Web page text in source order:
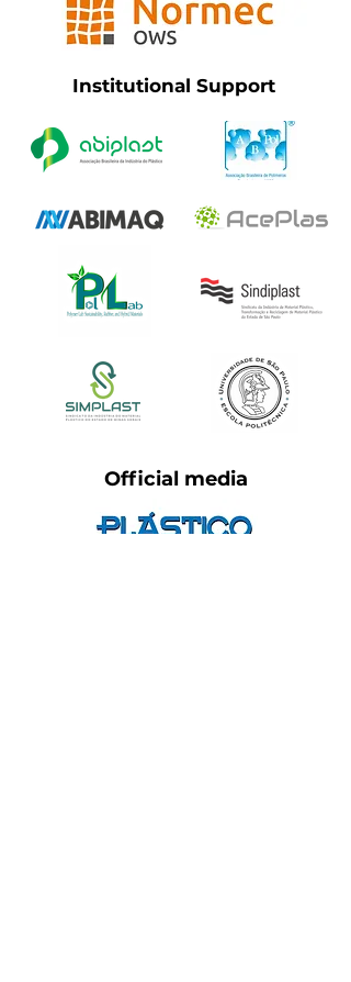
Institutional Support
Official media